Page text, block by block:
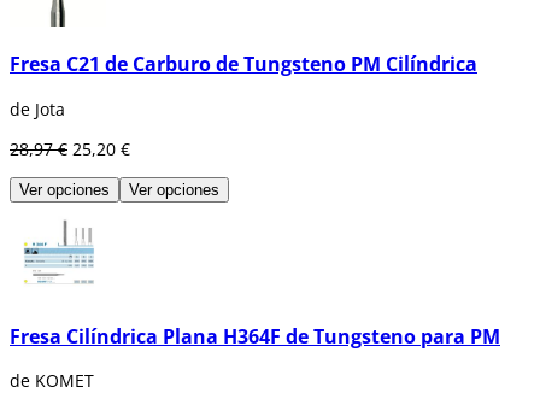
Fresa C21 de Carburo de Tungsteno PM Cilíndrica
de Jota
28,97 € 25,20 €
Ver opciones Ver opciones
Fresa Cilíndrica Plana H364F de Tungsteno para PM
de KOMET